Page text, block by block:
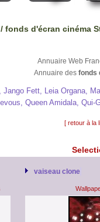
fonds d'écran cinéma
Annuaire Web
Annuaire des fonds
Fett, Leia Organa,
Queen Amidala, Qui-
[ retour à la
vaiseau clone